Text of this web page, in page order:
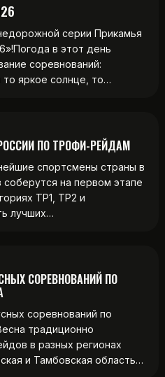
серии Прикамья
в этот день
соревнований:
яркое солнце, то…
ПО ТРОФИ-РЕЙДАМ
спортсмены страны в
на первом этапе
ТР1, ТР2 и
лучших…
СОРЕВНОВАНИЙ ПО
соревнований по
традиционно
в разных регионах
и Тамбовская область…